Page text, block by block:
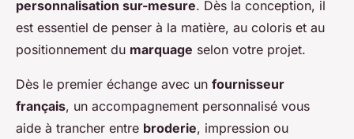
personnalisation sur-mesure. Dès la conception, il
est essentiel de penser à la matière, au coloris et au
positionnement du marquage selon votre projet.
Dès le premier échange avec un fournisseur
français, un accompagnement personnalisé vous
aide à trancher entre broderie, impression ou